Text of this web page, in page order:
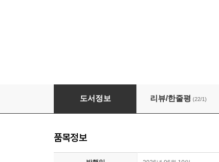
노화 치료의 시대
도서정보 리뷰/한줄평 (22/1)
품목정보